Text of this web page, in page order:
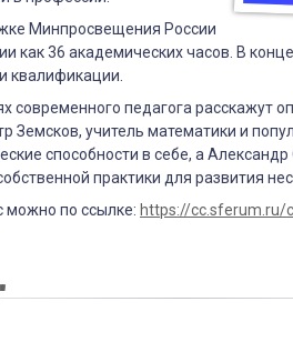
Минпросвещения России
как 36 академических часов. В
квалификации.
современного педагога расскажут
Земсков, учитель математики и
способности в себе, а
практики для развития
можно по ссылке: https://cc.sferum.ru/